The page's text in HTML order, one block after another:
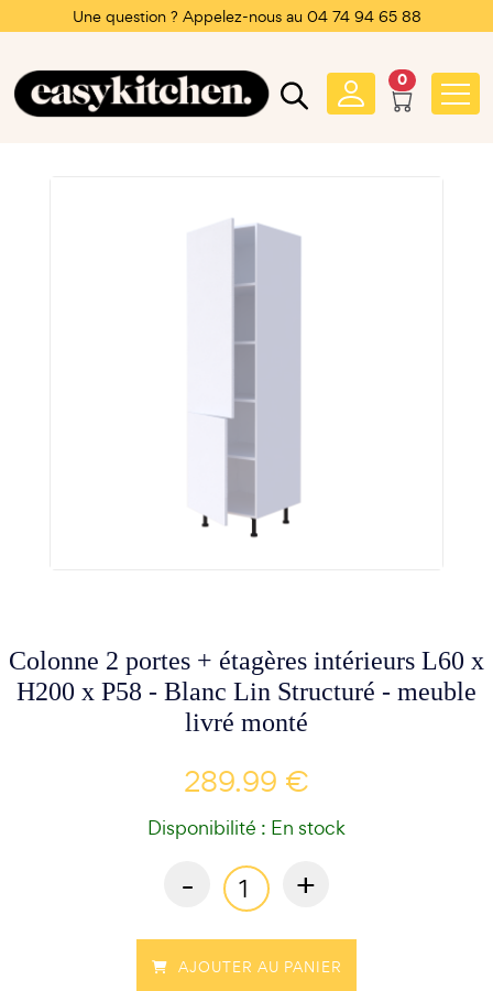
Une question ? Appelez-nous au 04 74 94 65 88
0
Colonne 2 portes + étagères intérieurs L60 x
H200 x P58 - Blanc Lin Structuré - meuble
livré monté
289.99 €
Disponibilité : En stock
- +
AJOUTER AU PANIER